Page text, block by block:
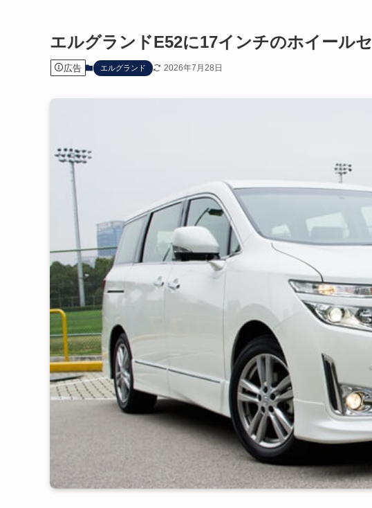
エルグランドE52に17インチのホイール
広告 エルグランド 2026年7月28日